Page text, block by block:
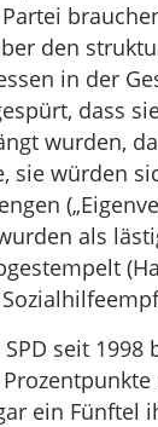
den
in der
dass
wurden,
sie würden
als
seit 1998
ein Fünftel